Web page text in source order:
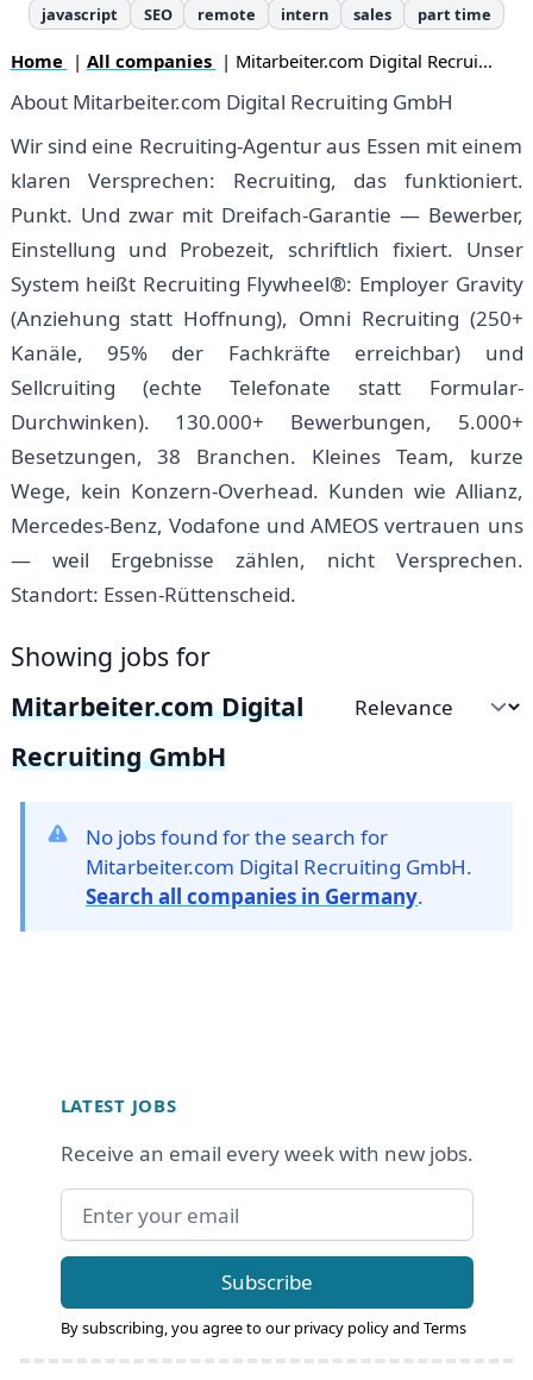
javascript
SEO remote intern sales part time
Home | All companies | Mitarbeiter.com Digital Recrui...
About Mitarbeiter.com Digital Recruiting GmbH
Wir sind eine Recruiting-Agentur aus Essen mit einem
klaren Versprechen: Recruiting, das funktioniert.
Punkt. Und zwar mit Dreifach-Garantie — Bewerber,
Einstellung und Probezeit, schriftlich fixiert. Unser
System heißt Recruiting Flywheel®: Employer Gravity
(Anziehung statt Hoffnung), Omni Recruiting (250+
Kanäle, 95% der Fachkräfte erreichbar) und
Sellcruiting (echte Telefonate statt Formular-
Durchwinken). 130.000+ Bewerbungen, 5.000+
Besetzungen, 38 Branchen. Kleines Team, kurze
Wege, kein Konzern-Overhead. Kunden wie Allianz,
Mercedes-Benz, Vodafone und AMEOS vertrauen uns
— weil Ergebnisse zählen, nicht Versprechen.
Standort: Essen-Rüttenscheid.
Showing jobs for
Mitarbeiter.com Digital
Recruiting GmbH
Sort by
No jobs found for the search for
Mitarbeiter.com Digital Recruiting GmbH.
Search all companies in Germany.
LATEST JOBS
Receive an email every week with new jobs.
Email address
Subscribe
By subscribing, you agree to our privacy policyand Terms